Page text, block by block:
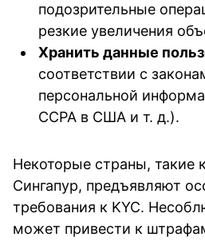
подозрительные
резкие увеличения
Хранить данные
соответствии с
персональной
CCPA в США и т. д.).
Некоторые страны, такие
Сингапур, предъявляют
требования к KYC.
может привести к